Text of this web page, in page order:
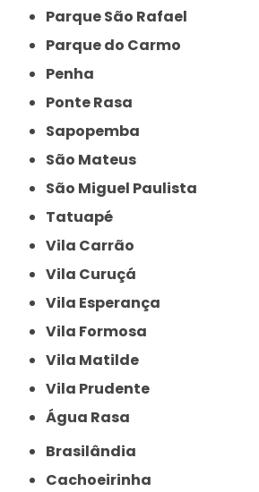
Parque São Rafael
Parque do Carmo
Penha
Ponte Rasa
Sapopemba
São Mateus
São Miguel Paulista
Tatuapé
Vila Carrão
Vila Curuçá
Vila Esperança
Vila Formosa
Vila Matilde
Vila Prudente
Água Rasa
Brasilândia
Cachoeirinha